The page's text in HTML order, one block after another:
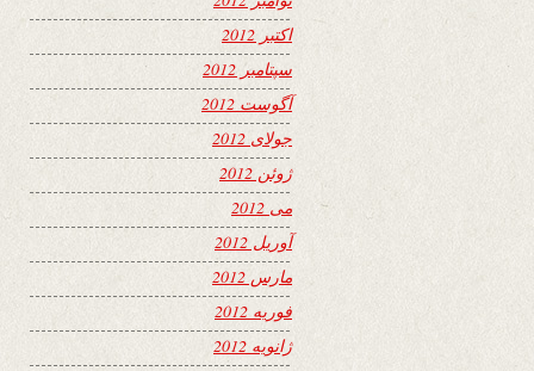
اکتبر 2012
سپتامبر 2012
آگوست 2012
جولای 2012
ژوئن 2012
می 2012
آوریل 2012
مارس 2012
فوریه 2012
ژانویه 2012